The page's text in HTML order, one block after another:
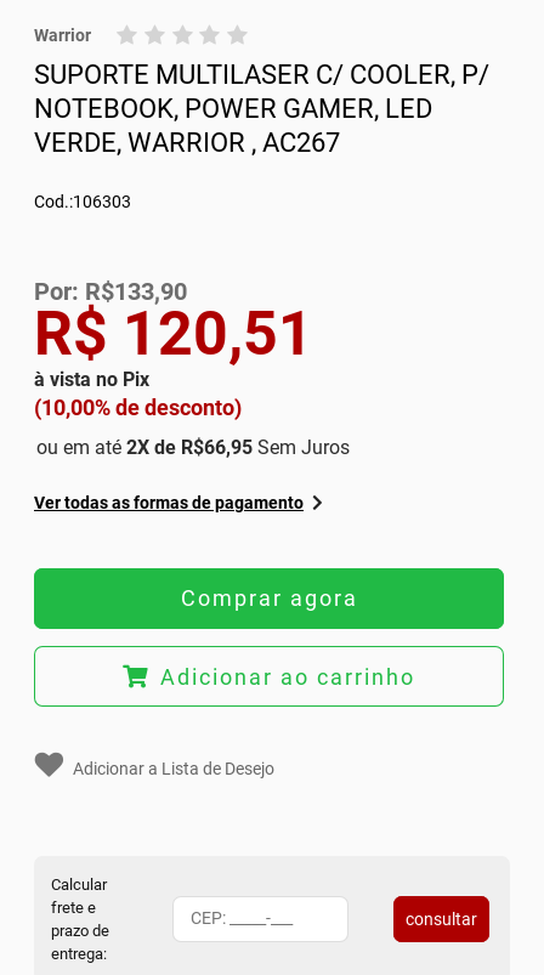
Warrior
SUPORTE MULTILASER C/ COOLER, P/
NOTEBOOK, POWER GAMER, LED
VERDE, WARRIOR , AC267
Cod.:106303
R$ 120,51
à vista no Pix
(10,00% de desconto)
Por: R$133,90
ou em até 2X de R$66,95 Sem Juros
Ver todas as formas de pagamento
Comprar agora
Adicionar ao carrinho
Adicionar a Lista de Desejo
Calcular
frete e
prazo de
entrega:
consultar